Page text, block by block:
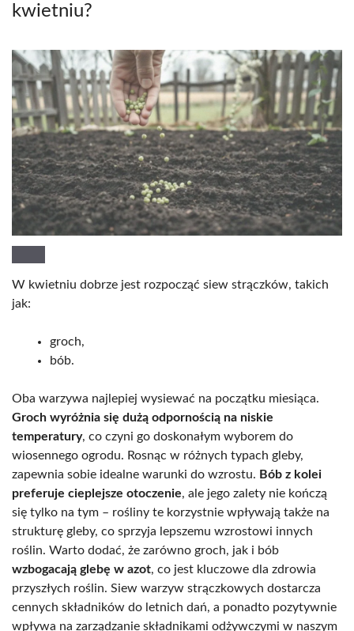
kwietniu?
W kwietniu dobrze jest rozpocząć siew strączków, takich
jak:
groch,
bób.
Oba warzywa najlepiej wysiewać na początku miesiąca.
Groch wyróżnia się dużą odpornością na niskie
temperatury, co czyni go doskonałym wyborem do
wiosennego ogrodu. Rosnąc w różnych typach gleby,
zapewnia sobie idealne warunki do wzrostu. Bób z kolei
preferuje cieplejsze otoczenie, ale jego zalety nie kończą
się tylko na tym – rośliny te korzystnie wpływają także na
strukturę gleby, co sprzyja lepszemu wzrostowi innych
roślin. Warto dodać, że zarówno groch, jak i bób
wzbogacają glebę w azot, co jest kluczowe dla zdrowia
przyszłych roślin. Siew warzyw strączkowych dostarcza
cennych składników do letnich dań, a ponadto pozytywnie
wpływa na zarządzanie składnikami odżywczymi w naszym